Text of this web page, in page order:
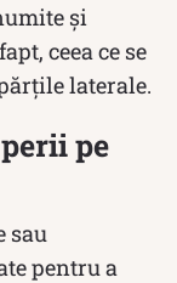
și
ceea ce se
laterale.
pe
sau
pentru a